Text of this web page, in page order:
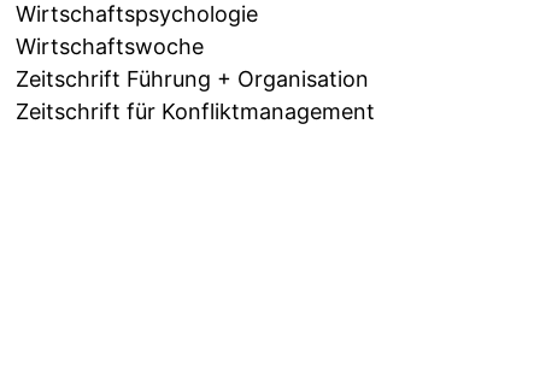
Wirtschaftspsychologie
Wirtschaftswoche
Zeitschrift Führung + Organisation
Zeitschrift für Konfliktmanagement